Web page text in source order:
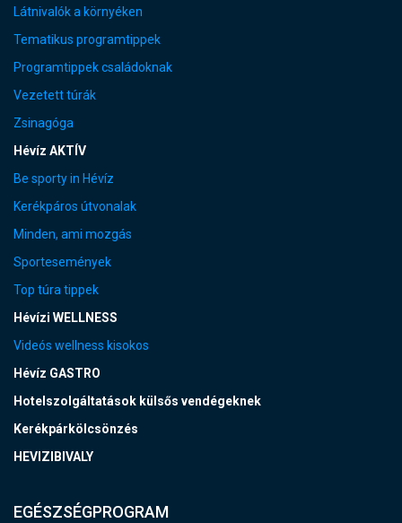
Látnivalók a környéken
Tematikus programtippek
Programtippek családoknak
Vezetett túrák
Zsinagóga
Hévíz AKTÍV
Be sporty in Hévíz
Kerékpáros útvonalak
Minden, ami mozgás
Sportesemények
Top túra tippek
Hévízi WELLNESS
Videós wellness kisokos
Hévíz GASTRO
Hotelszolgáltatások külsős vendégeknek
Kerékpárkölcsönzés
HEVIZIBIVALY
EGÉSZSÉGPROGRAM